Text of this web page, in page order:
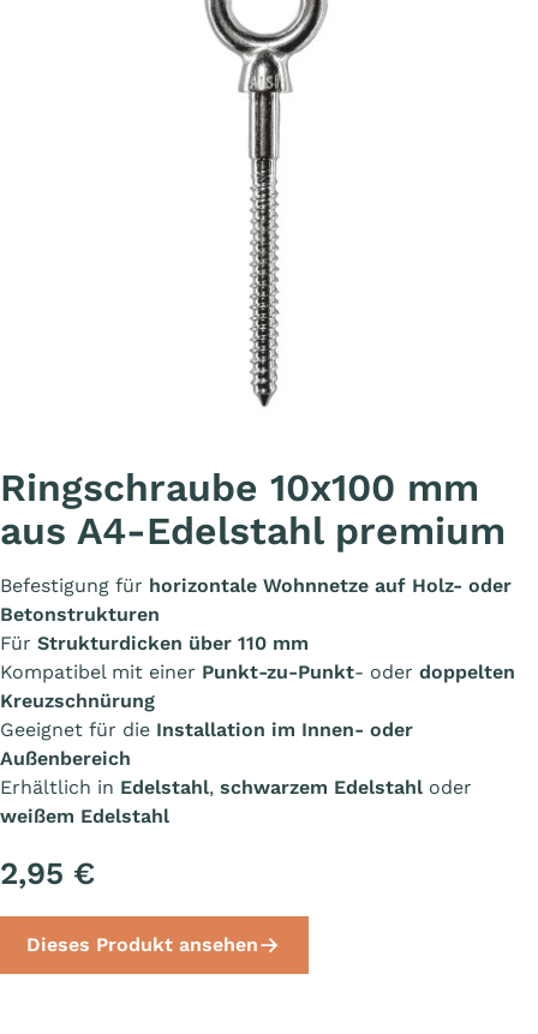
Ringschraube 10x100 mm
aus A4-Edelstahl premium
Befestigung für horizontale Wohnnetze auf Holz- oder
Betonstrukturen
Für Strukturdicken über 110 mm
Kompatibel mit einer Punkt-zu-Punkt- oder doppelten
Kreuzschnürung
Geeignet für die Installation im Innen- oder
Außenbereich
Erhältlich in Edelstahl, schwarzem Edelstahl oder
weißem Edelstahl
2,95 €
Dieses Produkt ansehen